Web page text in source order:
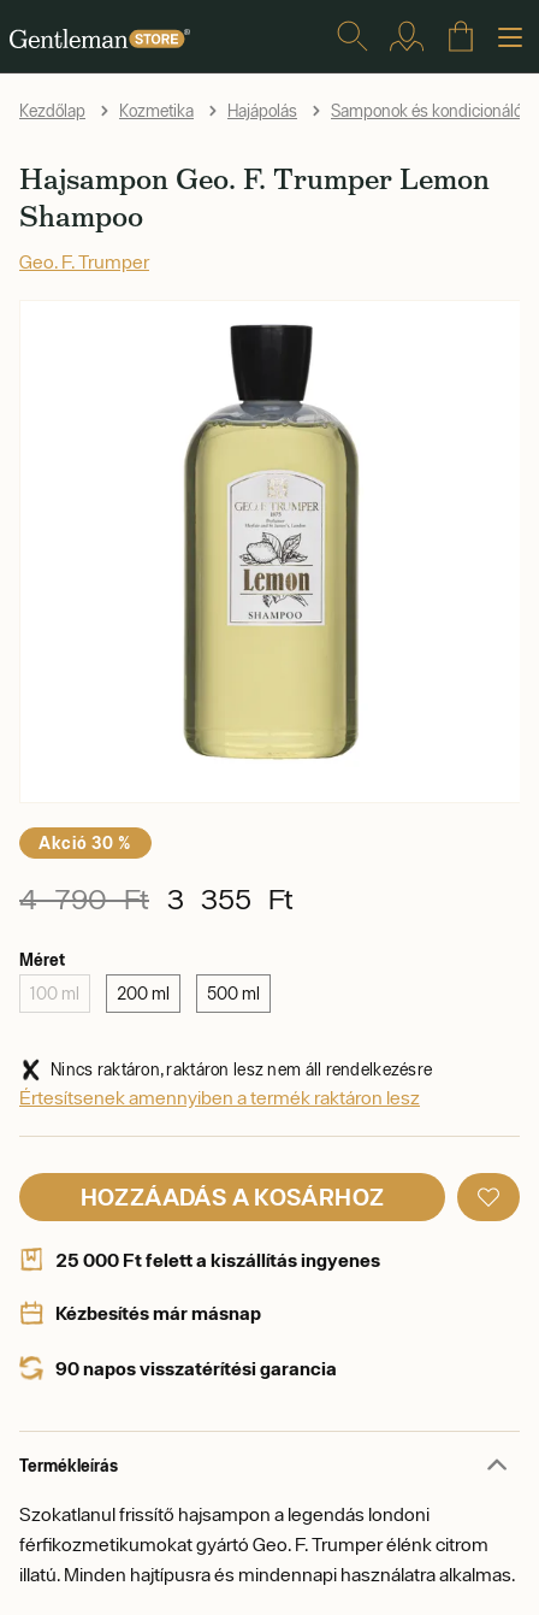
Kezdőlap Kozmetika Hajápolás Samponok és kondicionálók
Hajsampon Geo. F. Trumper Lemon
Shampoo
Geo. F. Trumper
Akció 30 %
4 790 Ft 3 355 Ft
Méret
100 ml 200 ml 500 ml
Nincs raktáron, raktáron lesz nem áll rendelkezésre
Értesítsenek amennyiben a termék raktáron lesz
HOZZÁADÁS A KOSÁRHOZ
25 000 Ft felett a kiszállítás ingyenes
Kézbesítés már másnap
90 napos visszatérítési garancia
Termékleírás
Szokatlanul frissítő hajsampon a legendás londoni
férfikozmetikumokat gyártó Geo. F. Trumper élénk citrom
illatú. Minden hajtípusra és mindennapi használatra alkalmas.